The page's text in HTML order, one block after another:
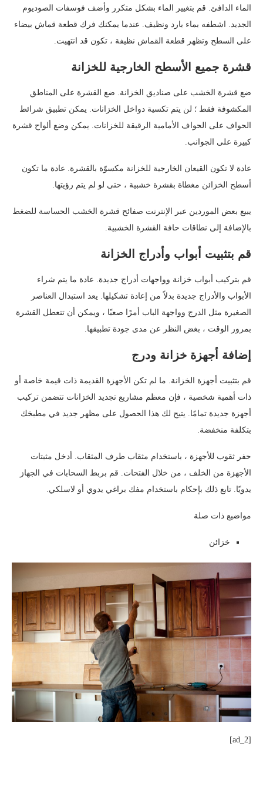
الماء الدافئ. قم بتغيير الماء بشكل متكرر وأضف فوسفات الصوديوم
الجديد. اشطفه بماء بارد ونظيف. عندما يمكنك فرك قطعة قماش بيضاء
على السطح وتظهر قطعة القماش نظيفة ، تكون قد انتهيت.
قشرة جميع الأسطح الخارجية للخزانة
ضع قشرة الخشب على صناديق الخزانة. ضع القشرة على المناطق
المكشوفة فقط ؛ لن يتم تكسية دواخل الخزانات. يمكن تطبيق شرائط
الحواف على الحواف الأمامية الرقيقة للخزانات. يمكن وضع ألواح قشرة
كبيرة على الجوانب.
عادة لا تكون القيعان الخارجية للخزانة مكسوّة بالقشرة. عادة ما تكون
أسطح الخزائن مغطاة بقشرة خشبية ، حتى لو لم يتم رؤيتها.
يبيع بعض الموردين عبر الإنترنت صفائح قشرة الخشب الحساسة للضغط
بالإضافة إلى نطاقات حافة القشرة الخشبية.
قم بتثبيت أبواب وأدراج الخزانة
قم بتركيب أبواب خزانة وواجهات أدراج جديدة. عادة ما يتم شراء
الأبواب والأدراج جديدة بدلاً من إعادة تشكيلها. يعد استبدال العناصر
الصغيرة مثل الدرج وواجهة الباب أمرًا صعبًا ، ويمكن أن تتعطل القشرة
بمرور الوقت ، بغض النظر عن مدى جودة تطبيقها.
إضافة أجهزة خزانة ودرج
قم بتثبيت أجهزة الخزانة. ما لم تكن الأجهزة القديمة ذات قيمة خاصة أو
ذات أهمية شخصية ، فإن معظم مشاريع تجديد الخزانات تتضمن تركيب
أجهزة جديدة تمامًا. يتيح لك هذا الحصول على مظهر جديد في مطبخك
بتكلفة منخفضة.
حفر ثقوب للأجهزة ، باستخدام مثقاب طرف المثقاب. أدخل مثبتات
الأجهزة من الخلف ، من خلال الفتحات. قم بربط السحابات في الجهاز
يدويًا. تابع ذلك بإحكام باستخدام مفك براغي يدوي أو لاسلكي.
مواضيع ذات صلة
خزائن
[ad_2]